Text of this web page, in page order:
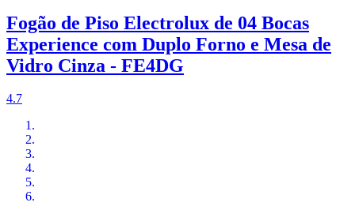
Fogão de Piso Electrolux de 04 Bocas
Experience com Duplo Forno e Mesa de
Vidro Cinza - FE4DG
4.7